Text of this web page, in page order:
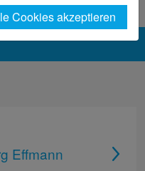
Effmann
Cookies akzeptieren